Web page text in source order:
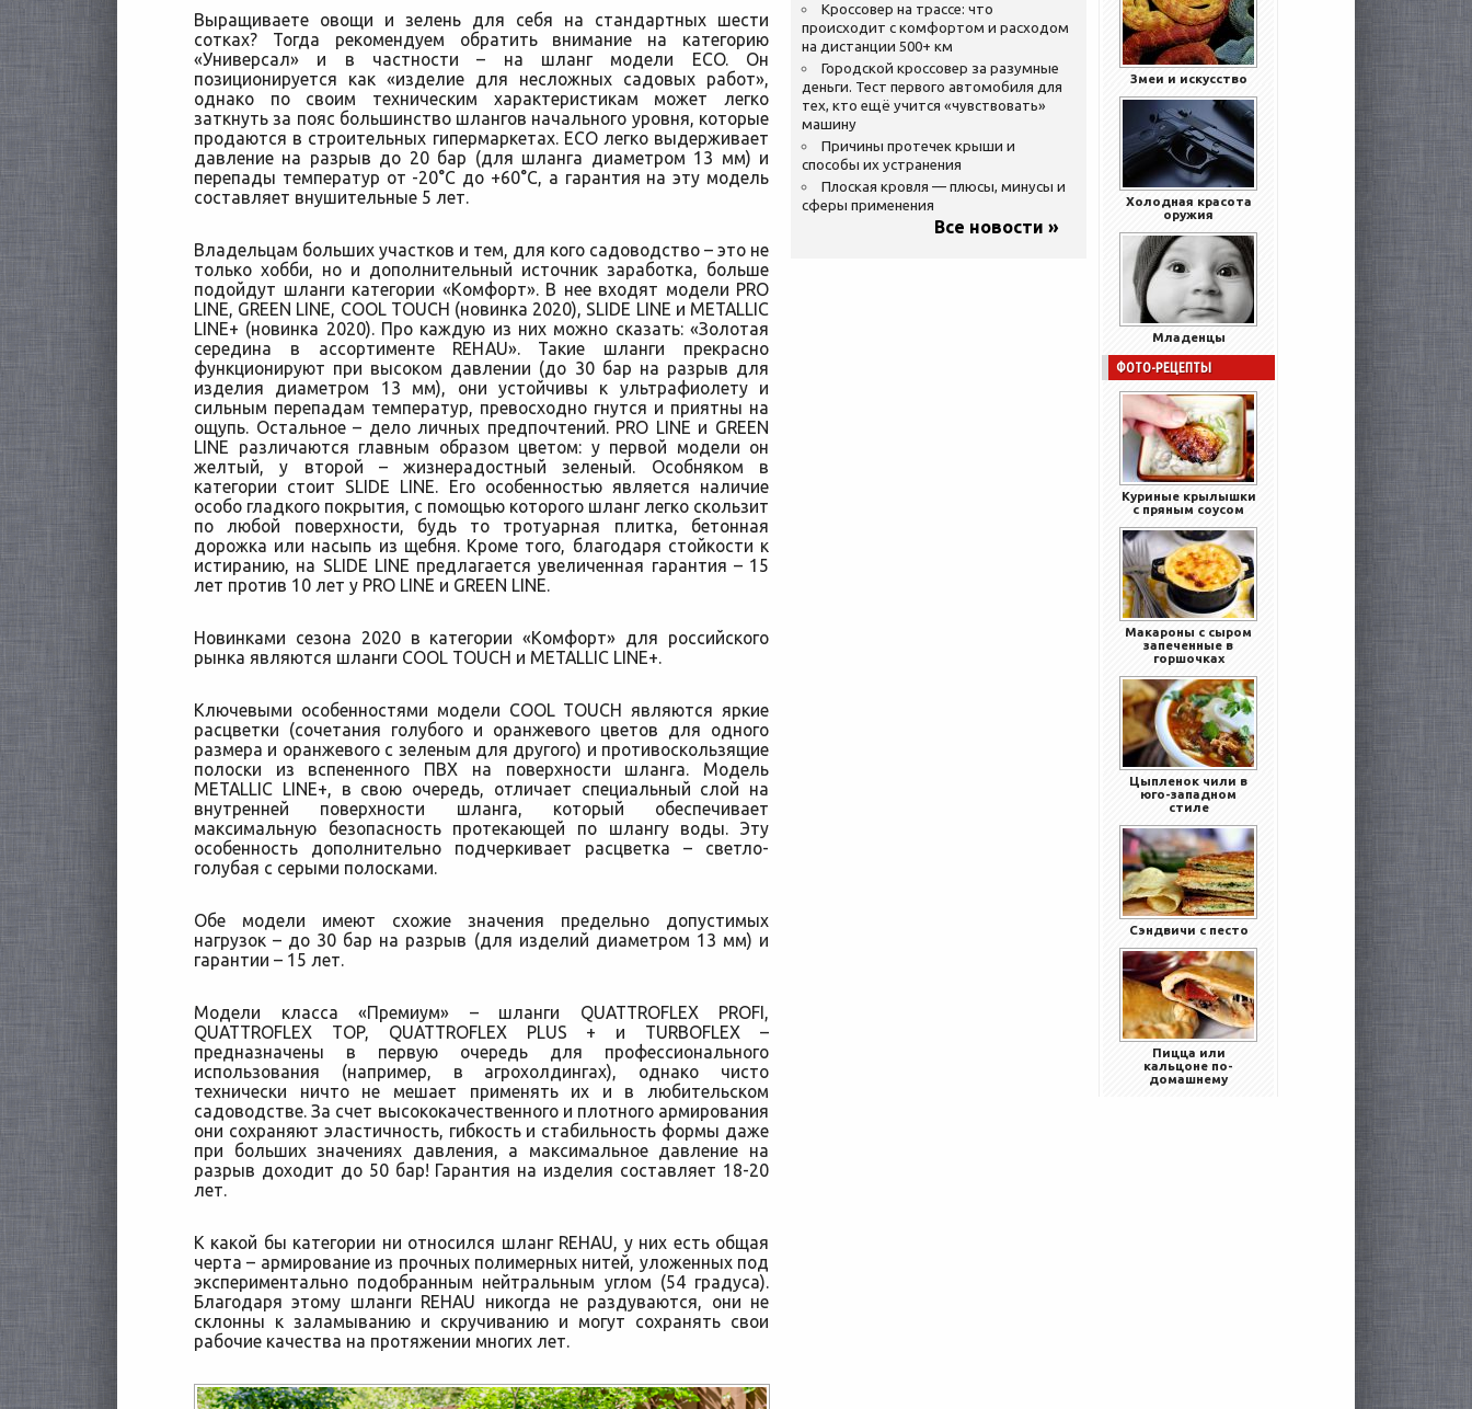
Выращиваете овощи и зелень для себя на стандартных шести
сотках? Тогда рекомендуем обратить внимание на категорию
«Универсал» и в частности – на шланг модели ECO. Он
позиционируется как «изделие для несложных садовых работ»,
однако по своим техническим характеристикам может легко
заткнуть за пояс большинство шлангов начального уровня, которые
продаются в строительных гипермаркетах. ЕСО легко выдерживает
давление на разрыв до 20 бар (для шланга диаметром 13 мм) и
перепады температур от -20°C до +60°C, а гарантия на эту модель
составляет внушительные 5 лет.
Владельцам больших участков и тем, для кого садоводство – это не
только хобби, но и дополнительный источник заработка, больше
подойдут шланги категории «Комфорт». В нее входят модели PRO
LINE, GREEN LINE, COOL TOUCH (новинка 2020), SLIDE LINE и METALLIC
LINE+ (новинка 2020). Про каждую из них можно сказать: «Золотая
середина в ассортименте REHAU». Такие шланги прекрасно
функционируют при высоком давлении (до 30 бар на разрыв для
изделия диаметром 13 мм), они устойчивы к ультрафиолету и
сильным перепадам температур, превосходно гнутся и приятны на
ощупь. Остальное – дело личных предпочтений. PRO LINE и GREEN
LINE различаются главным образом цветом: у первой модели он
желтый, у второй – жизнерадостный зеленый. Особняком в
категории стоит SLIDE LINE. Его особенностью является наличие
особо гладкого покрытия, с помощью которого шланг легко скользит
по любой поверхности, будь то тротуарная плитка, бетонная
дорожка или насыпь из щебня. Кроме того, благодаря стойкости к
истиранию, на SLIDE LINE предлагается увеличенная гарантия – 15
лет против 10 лет у PRO LINE и GREEN LINE.
Новинками сезона 2020 в категории «Комфорт» для российского
рынка являются шланги COOL TOUCH и METALLIC LINE+.
Ключевыми особенностями модели COOL TOUCH являются яркие
расцветки (сочетания голубого и оранжевого цветов для одного
размера и оранжевого с зеленым для другого) и противоскользящие
полоски из вспененного ПВХ на поверхности шланга. Модель
METALLIC LINE+, в свою очередь, отличает специальный слой на
внутренней поверхности шланга, который обеспечивает
максимальную безопасность протекающей по шлангу воды. Эту
особенность дополнительно подчеркивает расцветка – светло-
голубая с серыми полосками.
Обе модели имеют схожие значения предельно допустимых
нагрузок – до 30 бар на разрыв (для изделий диаметром 13 мм) и
гарантии – 15 лет.
Модели класса «Премиум» – шланги QUATTROFLEX PROFI,
QUATTROFLEX TOP, QUATTROFLEX PLUS + и TURBOFLEX –
предназначены в первую очередь для профессионального
использования (например, в агрохолдингах), однако чисто
технически ничто не мешает применять их и в любительском
садоводстве. За счет высококачественного и плотного армирования
они сохраняют эластичность, гибкость и стабильность формы даже
при больших значениях давления, а максимальное давление на
разрыв доходит до 50 бар! Гарантия на изделия составляет 18-20
лет.
К какой бы категории ни относился шланг REHAU, у них есть общая
черта – армирование из прочных полимерных нитей, уложенных под
экспериментально подобранным нейтральным углом (54 градуса).
Благодаря этому шланги REHAU никогда не раздуваются, они не
склонны к заламыванию и скручиванию и могут сохранять свои
рабочие качества на протяжении многих лет.
Кроссовер на трассе: что
происходит с комфортом и расходом
на дистанции 500+ км
Городской кроссовер за разумные
деньги. Тест первого автомобиля для
тех, кто ещё учится «чувствовать»
машину
Причины протечек крыши и
способы их устранения
Плоская кровля — плюсы, минусы и
сферы применения
Все новости »
Змеи и искусство
Холодная красота
оружия
Младенцы
ФОТО-РЕЦЕПТЫ
Куриные крылышки
с пряным соусом
Макароны с сыром
запеченные в
горшочках
Цыпленок чили в
юго-западном
стиле
Сэндвичи с песто
Пицца или
кальцоне по-
домашнему